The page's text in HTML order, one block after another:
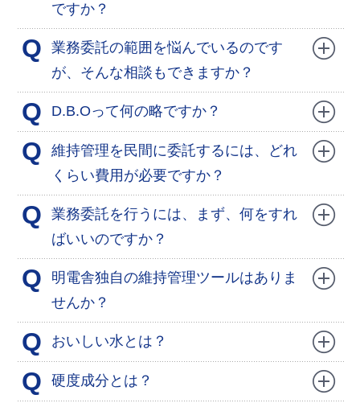
ですか？
Q
業務委託の範囲を悩んでいるのです
が、そんな相談もできますか？
Q D.B.Oって何の略ですか？
Q
維持管理を民間に委託するには、どれ
くらい費用が必要ですか？
Q
業務委託を行うには、まず、何をすれ
ばいいのですか？
Q
明電舎独自の維持管理ツールはありま
せんか？
Q おいしい水とは？
Q 硬度成分とは？